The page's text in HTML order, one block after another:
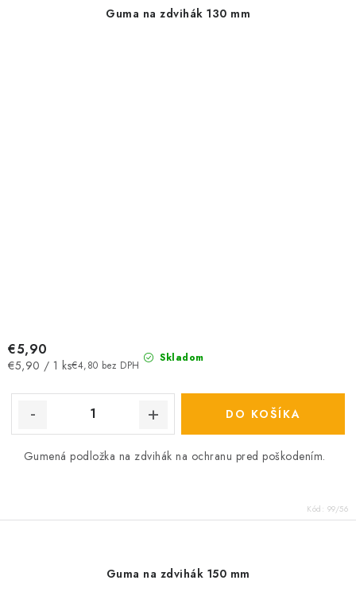
Guma na zdvihák 130 mm
Skladom
€4,80 bez DPH
€5,90
Jednotková
€5,90 / 1 ks
DO KOŠÍKA
Gumená podložka na zdvihák na ochranu pred poškodením.
Kód: 99/56
Guma na zdvihák 150 mm